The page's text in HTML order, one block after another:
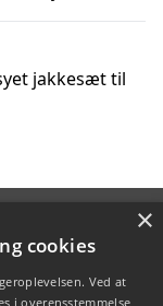
jakkesæt til
×
cookies
Ved at
i overensstemmelse